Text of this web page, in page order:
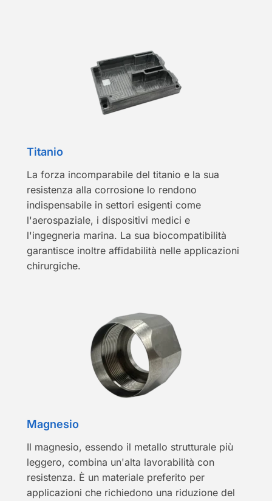
Titanio
La forza incomparabile del titanio e la sua
resistenza alla corrosione lo rendono
indispensabile in settori esigenti come
l'aerospaziale, i dispositivi medici e
l'ingegneria marina. La sua biocompatibilità
garantisce inoltre affidabilità nelle applicazioni
chirurgiche.
Magnesio
Il magnesio, essendo il metallo strutturale più
leggero, combina un'alta lavorabilità con
resistenza. È un materiale preferito per
applicazioni che richiedono una riduzione del